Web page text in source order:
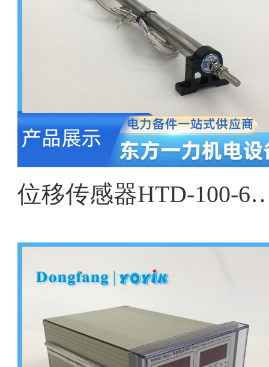
位移传感器HTD-100-6、